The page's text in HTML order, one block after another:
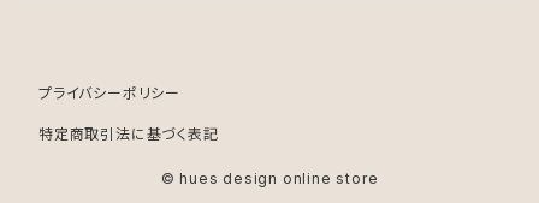
ドライフラワー
プライバシーポリシー
特定商取引法に基づく表記
© hues design online store